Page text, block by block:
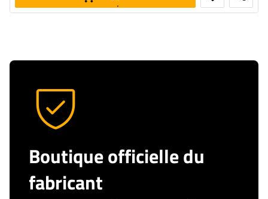
panier
Boutique officielle du
fabricant